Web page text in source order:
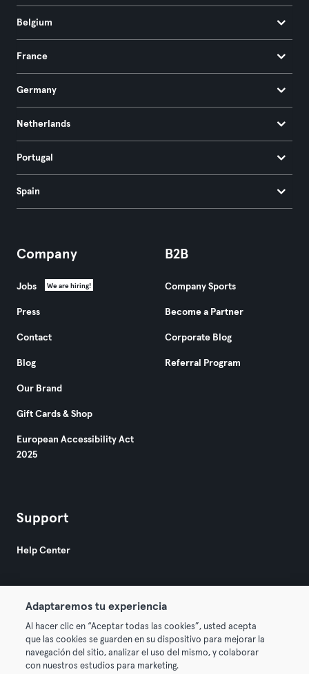
Belgium
France
Germany
Netherlands
Portugal
Spain
Company
Jobs We are hiring!
Press
Contact
Blog
Our Brand
Gift Cards & Shop
European Accessibility Act
2025
B2B
Company Sports
Become a Partner
Corporate Blog
Referral Program
Support
Help Center
© 2026 Urban Sports Group GmbH. All rights reserved.
Terms & Conditions Privacy Imprint
Adaptaremos tu experiencia
Al hacer clic en “Aceptar todas las cookies”, usted acepta
que las cookies se guarden en su dispositivo para mejorar la
navegación del sitio, analizar el uso del mismo, y colaborar
con nuestros estudios para marketing.